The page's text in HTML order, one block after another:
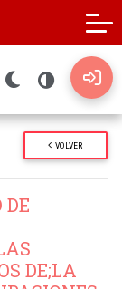
VOLVER
DE;LA